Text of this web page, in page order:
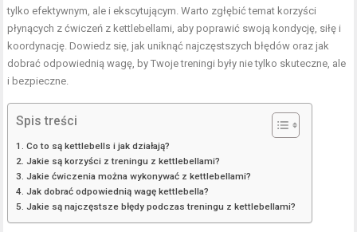
tylko efektywnym, ale i ekscytującym. Warto zgłębić temat korzyści
płynących z ćwiczeń z kettlebellami, aby poprawić swoją kondycję, siłę i
koordynację. Dowiedz się, jak uniknąć najczęstszych błędów oraz jak
dobrać odpowiednią wagę, by Twoje treningi były nie tylko skuteczne, ale
i bezpieczne.
Spis treści
Co to są kettlebells i jak działają?
Jakie są korzyści z treningu z kettlebellami?
Jakie ćwiczenia można wykonywać z kettlebellami?
Jak dobrać odpowiednią wagę kettlebella?
Jakie są najczęstsze błędy podczas treningu z kettlebellami?